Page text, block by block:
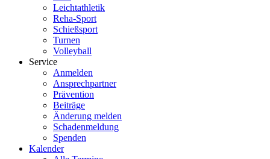
Leichtathletik
Reha-Sport
Schießsport
Turnen
Volleyball
Service
Anmelden
Ansprechpartner
Prävention
Beiträge
Änderung melden
Schadenmeldung
Spenden
Kalender